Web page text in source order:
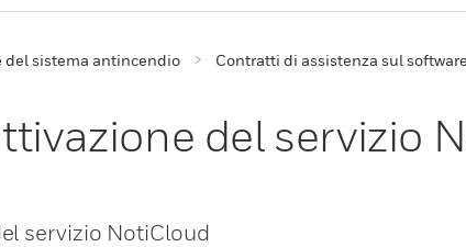
del sistema antincendio Contratti di assistenza sul
del servizio
servizio NotiCloud